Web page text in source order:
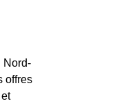
Nord-
offres